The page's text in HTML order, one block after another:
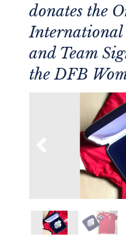
donates the
International
and Team
the DFB